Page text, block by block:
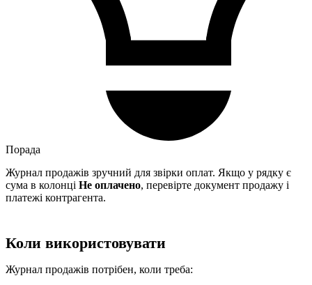
Порада
Журнал продажів зручний для звірки оплат. Якщо у рядку є
сума в колонці Не оплачено, перевірте документ продажу і
платежі контрагента.
Коли використовувати
Журнал продажів потрібен, коли треба: